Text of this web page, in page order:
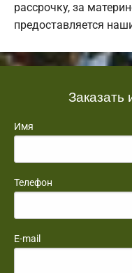
рассрочку, за
предоставляется
Заказать
Имя
Телефон
E-mail